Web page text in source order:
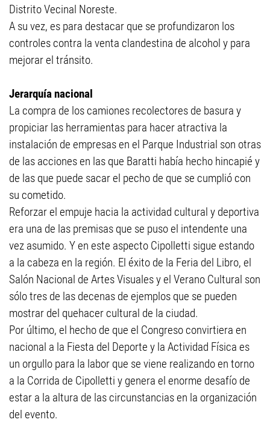
Distrito Vecinal Noreste.
A su vez, es para destacar que se profundizaron los
controles contra la venta clandestina de alcohol y para
mejorar el tránsito.
Jerarquía nacional
La compra de los camiones recolectores de basura y
propiciar las herramientas para hacer atractiva la
instalación de empresas en el Parque Industrial son otras
de las acciones en las que Baratti había hecho hincapié y
de las que puede sacar el pecho de que se cumplió con
su cometido.
Reforzar el empuje hacia la actividad cultural y deportiva
era una de las premisas que se puso el intendente una
vez asumido. Y en este aspecto Cipolletti sigue estando
a la cabeza en la región. El éxito de la Feria del Libro, el
Salón Nacional de Artes Visuales y el Verano Cultural son
sólo tres de las decenas de ejemplos que se pueden
mostrar del quehacer cultural de la ciudad.
Por último, el hecho de que el Congreso convirtiera en
nacional a la Fiesta del Deporte y la Actividad Física es
un orgullo para la labor que se viene realizando en torno
a la Corrida de Cipolletti y genera el enorme desafío de
estar a la altura de las circunstancias en la organización
del evento.